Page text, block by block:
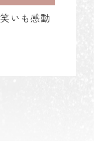
いも感動